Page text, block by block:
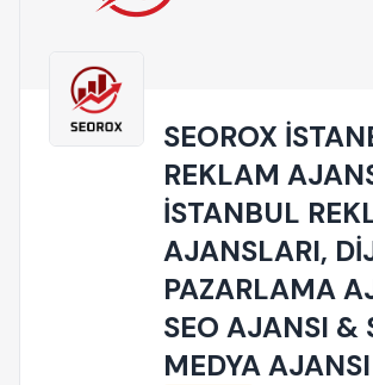
SEOROX
REKLAM
İSTANBUL
AJANSLARI,
PAZARLAMA
SEO AJANSI &
MEDYA AJANSI